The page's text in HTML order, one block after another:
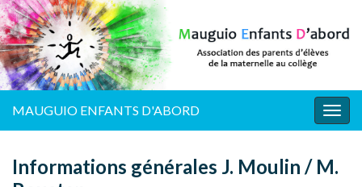
MAUGUIO ENFANTS D'ABORD
Informations générales J. Moulin / M.